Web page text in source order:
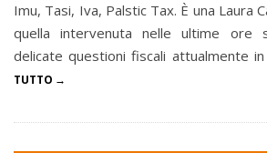
Imu, Tasi, Iva, Palstic Tax. È una Laura
quella intervenuta nelle ultime ore
delicate questioni fiscali attualmente in
TUTTO